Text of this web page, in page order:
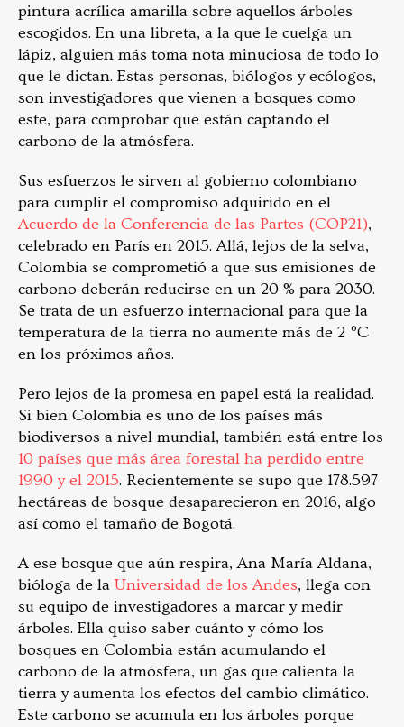
pintura acrílica amarilla sobre aquellos árboles
escogidos. En una libreta, a la que le cuelga un
lápiz, alguien más toma nota minuciosa de todo lo
que le dictan. Estas personas, biólogos y ecólogos,
son investigadores que vienen a bosques como
este, para comprobar que están captando el
carbono de la atmósfera.
Sus esfuerzos le sirven al gobierno colombiano
para cumplir el compromiso adquirido en el
Acuerdo de la Conferencia de las Partes (COP21),
celebrado en París en 2015. Allá, lejos de la selva,
Colombia se comprometió a que sus emisiones de
carbono deberán reducirse en un 20 % para 2030.
Se trata de un esfuerzo internacional para que la
temperatura de la tierra no aumente más de 2 ºC
en los próximos años.
Pero lejos de la promesa en papel está la realidad.
Si bien Colombia es uno de los países más
biodiversos a nivel mundial, también está entre los
10 países que más área forestal ha perdido entre
1990 y el 2015. Recientemente se supo que 178.597
hectáreas de bosque desaparecieron en 2016, algo
así como el tamaño de Bogotá.
A ese bosque que aún respira, Ana María Aldana,
bióloga de la Universidad de los Andes, llega con
su equipo de investigadores a marcar y medir
árboles. Ella quiso saber cuánto y cómo los
bosques en Colombia están acumulando el
carbono de la atmósfera, un gas que calienta la
tierra y aumenta los efectos del cambio climático.
Este carbono se acumula en los árboles porque